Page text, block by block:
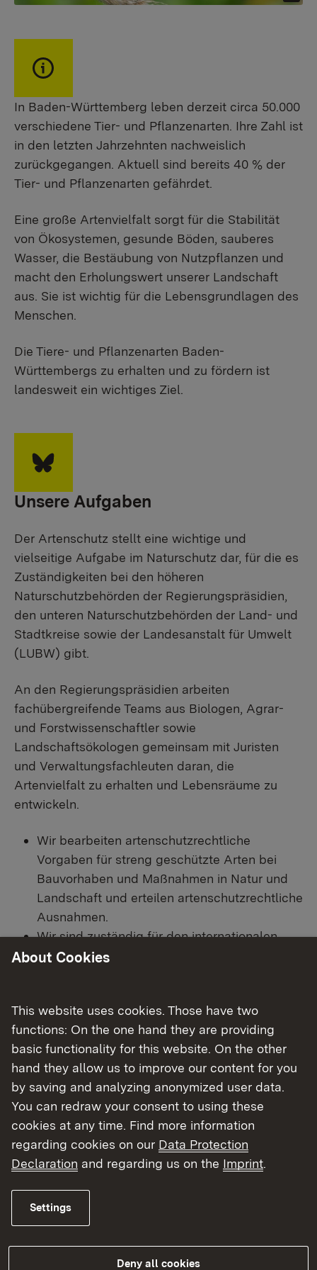
In Baden-Württemberg leben derzeit circa 50.000
verschiedene Tier- und Pflanzenarten. Ihre Zahl ist
in den letzten Jahrzehnten nachweislich
zurückgegangen. Aktuell sind bereits 40 % der
Tier- und Pflanzenarten gefährdet.
Eine große Artenvielfalt sorgt für die Stabilität
von Ökosystemen, gesunde Böden, sauberes
Wasser, die Bestäubung von Nutzpflanzen und
macht den Erholungswert unserer Landschaft
aus. Sie ist wichtig für die Lebensgrundlagen des
Menschen.
Die Tiere- und Pflanzenarten Baden-
Württembergs zu erhalten und zu fördern ist
landesweit ein wichtiges Ziel.
Unsere Aufgaben
Der Artenschutz stellt eine wichtige und
vielseitige Aufgabe im Naturschutz dar, für die es
Zuständigkeiten bei den höheren
Naturschutzbehörden der Regierungspräsidien,
den unteren Naturschutzbehörden der Land- und
Stadtkreise sowie der Landesanstalt für Umwelt
(LUBW) gibt.
An den Regierungspräsidien arbeiten
fachübergreifende Teams aus Biologen, Agrar-
und Forstwissenschaftler sowie
Landschaftsökologen gemeinsam mit Juristen
und Verwaltungsfachleuten daran, die
Artenvielfalt zu erhalten und Lebensräume zu
entwickeln.
Wir bearbeiten artenschutzrechtliche
Vorgaben für streng geschützte Arten bei
Bauvorhaben und Maßnahmen in Natur und
Landschaft und erteilen artenschutzrechtliche
Ausnahmen.
Wir sind zuständig für den internationalen
Artenschutz. Wir prüfen den
und erstellen für Händler und Züchter
Bescheinigungen und Ausnahmen.
Wir setzen die Programme des Landes zur
Erhaltung der Artenvielfalt in den einzelnen
Regierungsbezirken um. Wir sichern die
vielfältigen Lebensräume der einzelnen Arten
um ihr Überleben zu gewährleisten. Zur
Unterstützung beauftragen wir Art-
Spezialisten, Landwirte oder Firmen.
den Landschaftserhaltungsverbänden,
Vereinen und den Fachbehörden am
About Cookies
This website uses cookies. Those have two
functions: On the one hand they are providing
basic functionality for this website. On the other
hand they allow us to improve our content for you
by saving and analyzing anonymized user data.
You can redraw your consent to using these
cookies at any time. Find more information
regarding cookies on our Data Protection
Declaration and regarding us on the Imprint.
Settings
Deny all cookies